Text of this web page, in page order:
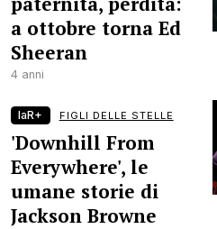
a ottobre torna Ed
Sheeran
4 anni
laR+ FIGLI DELLE STELLE
'Downhill From
Everywhere', le
umane storie di
Jackson Browne